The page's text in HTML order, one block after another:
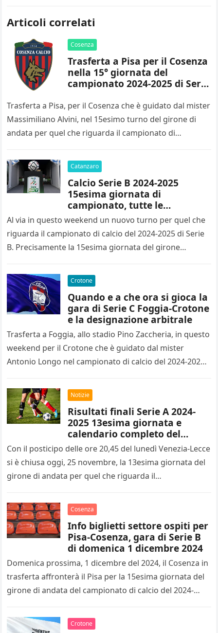
Articoli correlati
Cosenza
Trasferta a Pisa per il Cosenza
nella 15° giornata del
campionato 2024-2025 di Serie
Trasferta a Pisa, per il Cosenza che è guidato dal mister
Massimiliano Alvini, nel 15esimo turno del girone di
andata per quel che riguarda il campionato di…
Catanzaro
Calcio Serie B 2024-2025
15esima giornata di
campionato, tutte le
designazioni arbitrali
Al via in questo weekend un nuovo turno per quel che
riguarda il campionato di calcio del 2024-2025 di Serie
B. Precisamente la 15esima giornata del girone…
Crotone
Quando e a che ora si gioca la
gara di Serie C Foggia-Crotone
e la designazione arbitrale
Trasferta a Foggia, allo stadio Pino Zaccheria, in questo
weekend per il Crotone che è guidato dal mister
Antonio Longo nel campionato di calcio del 2024-2025
Notizie
Risultati finali Serie A 2024-
2025 13esima giornata e
calendario completo del
14esimo turno
Con il posticipo delle ore 20,45 del lunedì Venezia-Lecce
si è chiusa oggi, 25 novembre, la 13esima giornata del
girone di andata per quel che riguarda il…
Cosenza
Info biglietti settore ospiti per
Pisa-Cosenza, gara di Serie B
di domenica 1 dicembre 2024
Domenica prossima, 1 dicembre del 2024, il Cosenza in
trasferta affronterà il Pisa per la 15esima giornata del
girone di andata del campionato di calcio del 2024-
Crotone